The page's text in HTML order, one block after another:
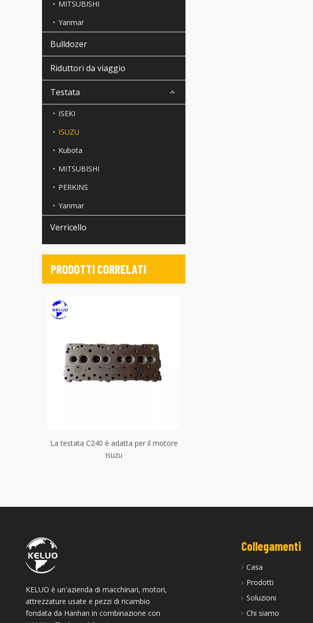
MITSUBISHI
Yanmar
Bulldozer
Riduttori da viaggio
Testata
ISEKI
ISUZU
Kubota
MITSUBISHI
PERKINS
Yanmar
Verricello
PRODOTTI CORRELATI
La testata C240 ​​è adatta per il motore
La testata 6SD1 è adatta per il motore
KELUO è un'azienda di macchinari, motori,
attrezzature usate e pezzi di ricambio
fondata da Hanhan in combinazione con
Collegamenti
Casa
Prodotti
Soluzioni
Chi siamo